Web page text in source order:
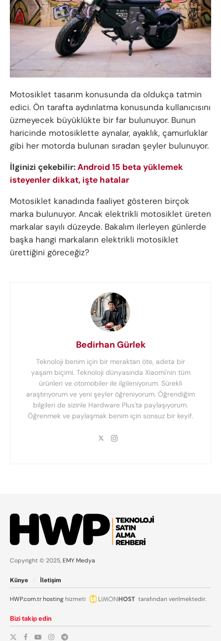
Motosiklet tasarım konusunda da oldukça tatmin
edici. Ön tarafta aydınlatma konusunda kullanıcısını
üzmeyecek büyüklükte bir far bulunuyor. Bunun
haricinde motosiklette aynalar, ayaklık, çamurluklar
gibi her motorda bulunan sıradan şeyler bulunuyor.
İlginizi çekebilir:Android 15 beta yüklemek
isteyenler dikkat, işte hatalar
Motosiklet kanadında faaliyet gösteren birçok
marka bulunuyor. Ancak elektrikli motosiklet üreten
markalar sayılı düzeyde. Bakalım ilerleyen günlerde
başka hangi markaların elektrikli motosiklet
ürettiğini göreceğiz?
Bedirhan Gürlek
Teknoloji benim için bir meraktan öte, adeta bir
yaşam biçimi. Teknoloji dünyasında Xiaomi'nin tüm
ürünleri ve otomobiler ile ilgileniyorum. Sürekli
araştırıyorum ve yeni şeyler öğreniyorum. Öğrendiğim
bilgileri de sizinle Hardware Plus'ta paylaşıyorum.
Öğrenmek ve paylaşmak benim için sonsuz bir keyif.
Copyright © 2025, EMY Medya
Künye İletişim
HWP.com.trhosting hizmeti tarafından verilmektedir.
Bizi takip edin